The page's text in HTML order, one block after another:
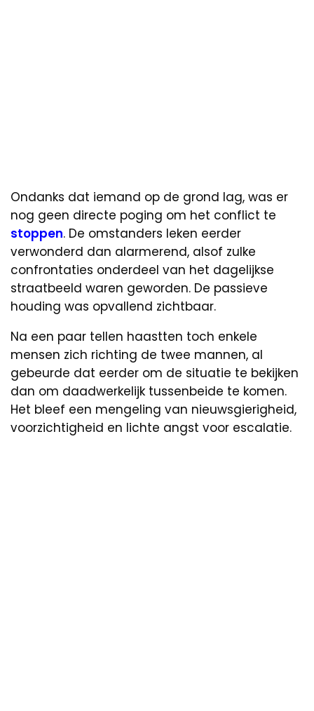
Ondanks dat iemand op de grond lag, was er
nog geen directe poging om het conflict te
stoppen. De omstanders leken eerder
verwonderd dan alarmerend, alsof zulke
confrontaties onderdeel van het dagelijkse
straatbeeld waren geworden. De passieve
houding was opvallend zichtbaar.
Na een paar tellen haastten toch enkele
mensen zich richting de twee mannen, al
gebeurde dat eerder om de situatie te bekijken
dan om daadwerkelijk tussenbeide te komen.
Het bleef een mengeling van nieuwsgierigheid,
voorzichtigheid en lichte angst voor escalatie.